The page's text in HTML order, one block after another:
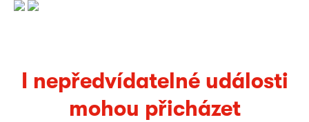
I nepředvídatelné události
mohou přicházet